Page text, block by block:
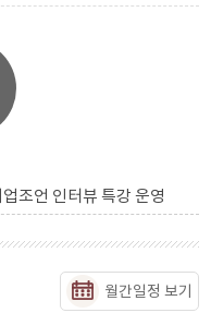
조언 인터뷰 특강 운영
월간일정 보기